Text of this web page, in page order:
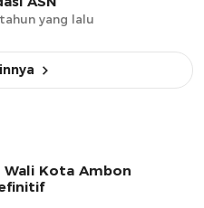
yang lalu
Wali Kota Ambon